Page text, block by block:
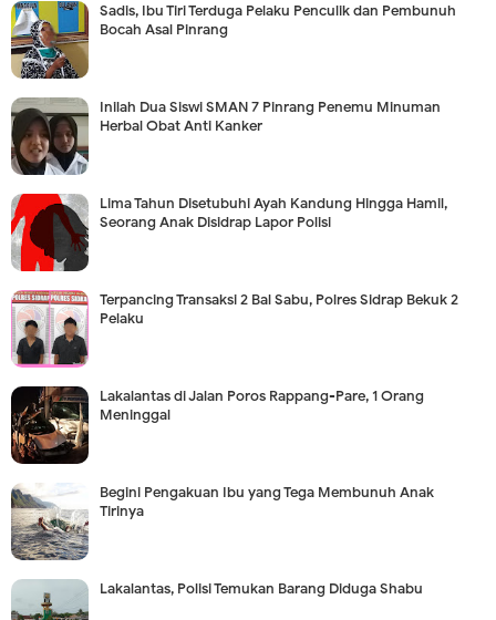
Sadis, Ibu Tiri Terduga Pelaku Penculik dan Pembunuh
Bocah Asal Pinrang
Inilah Dua Siswi SMAN 7 Pinrang Penemu Minuman
Herbal Obat Anti Kanker
Lima Tahun Disetubuhi Ayah Kandung Hingga Hamil,
Seorang Anak Disidrap Lapor Polisi
Terpancing Transaksi 2 Bal Sabu, Polres Sidrap Bekuk 2
Pelaku
Lakalantas di Jalan Poros Rappang-Pare, 1 Orang
Meninggal
Begini Pengakuan Ibu yang Tega Membunuh Anak
Tirinya
Lakalantas, Polisi Temukan Barang Diduga Shabu